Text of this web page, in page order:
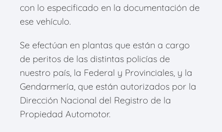
con lo especificado en la documentación de
ese vehículo.
Se efectúan en plantas que están a cargo
de peritos de las distintas policías de
nuestro país, la Federal y Provinciales, y la
Gendarmería, que están autorizados por la
Dirección Nacional del Registro de la
Propiedad Automotor.